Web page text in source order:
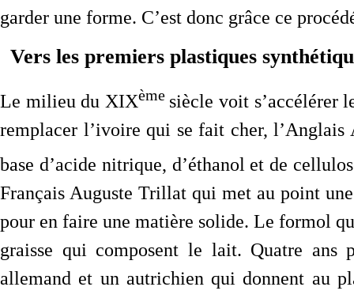
garder une forme. C’est donc grâce ce
Vers les premiers plastiques
Le milieu du XIXème siècle voit s’accélérer
remplacer l’ivoire qui se fait cher,
base d’acide nitrique, d’éthanol et de
Français Auguste Trillat qui met au point
pour en faire une matière solide. Le formol
graisse qui composent le lait. Quatre
allemand et un autrichien qui donnent au